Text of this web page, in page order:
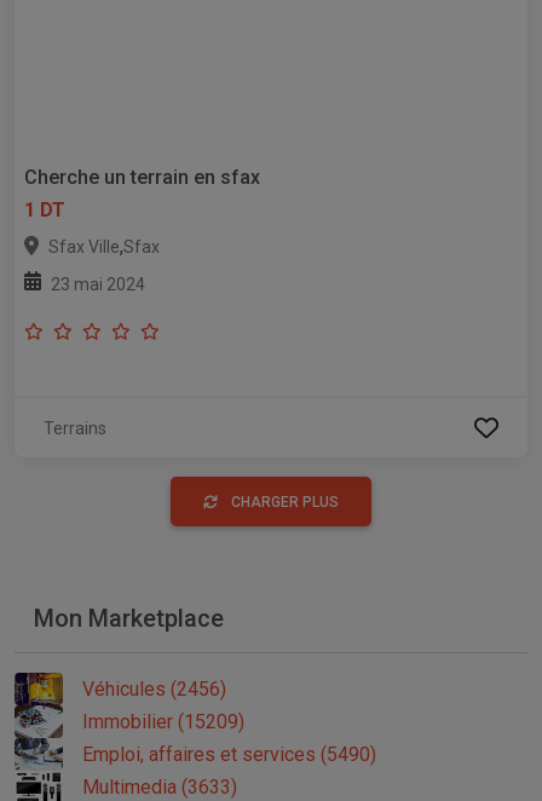
Cherche un terrain en sfax
1 DT
Sfax Ville,Sfax
23 mai 2024
Terrains
CHARGER PLUS
Mon Marketplace
Véhicules (2456)
Immobilier (15209)
Emploi, affaires et services (5490)
Multimedia (3633)